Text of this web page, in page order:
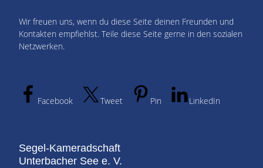
Wir freuen uns, wenn du diese Seite deinen Freunden und
Kontakten empfiehlst. Teile diese Seite gerne in den sozialen
Netzwerken.
Facebook Tweet Pin LinkedIn
Segel-Kameradschaft
Unterbacher See e. V.